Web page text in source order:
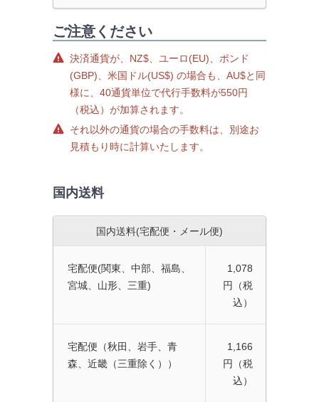
ご注意ください
決済通貨が、NZ$、ユーロ(EU)、ポンド
(GBP)、米国ドル(US$) の場合も、AU$と同
様に、40通貨単位で代行手数料が550円
（税込）が加算されます。
それ以外の通貨の場合の手数料は、別途お
見積もり時に計算いたします。
国内送料
国内送料(宅配便・メール便)
宅配便(関東、中部、福島、
宮城、山形、三重)
1,078
円（税
込）
宅配便（秋田、岩手、青
森、近畿（三重除く））
1,166
円（税
込）